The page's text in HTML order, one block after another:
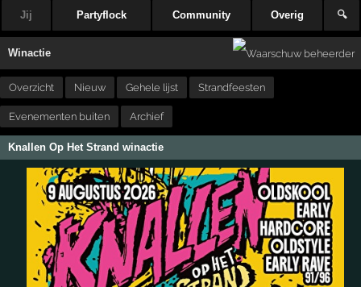
Jij Partyflock Community Overig 🔍
Winactie
Overzicht Nieuw Gehele lijst Strandfeesten
Evenementen buiten Archief
Knallen Op Het Strand winactie